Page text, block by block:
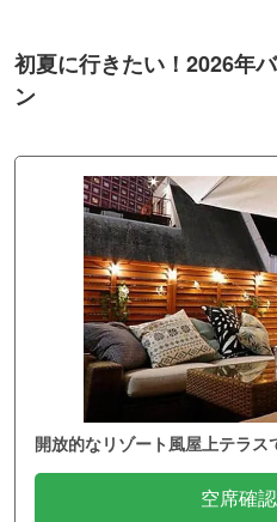
初夏に行きたい！2026年
ン
開放的なリゾート風屋上テラ
空席確